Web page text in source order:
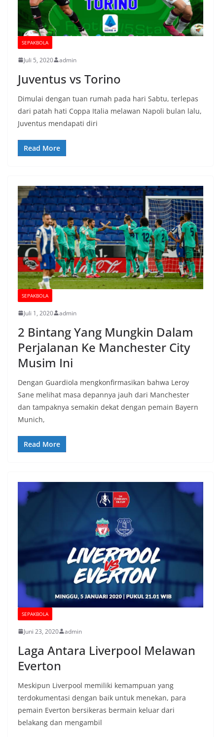
SEPAKBOLA
Juli 5, 2020 admin
Juventus vs Torino
Dimulai dengan tuan rumah pada hari Sabtu, terlepas
dari patah hati Coppa Italia melawan Napoli bulan lalu,
Juventus mendapati diri
Read More
SEPAKBOLA
Juli 1, 2020 admin
2 Bintang Yang Mungkin Dalam
Perjalanan Ke Manchester City
Musim Ini
Dengan Guardiola mengkonfirmasikan bahwa Leroy
Sane melihat masa depannya jauh dari Manchester
dan tampaknya semakin dekat dengan pemain Bayern
Munich,
Read More
SEPAKBOLA
Juni 23, 2020 admin
Laga Antara Liverpool Melawan
Everton
Meskipun Liverpool memiliki kemampuan yang
terdokumentasi dengan baik untuk menekan, para
pemain Everton bersikeras bermain keluar dari
belakang dan mengambil